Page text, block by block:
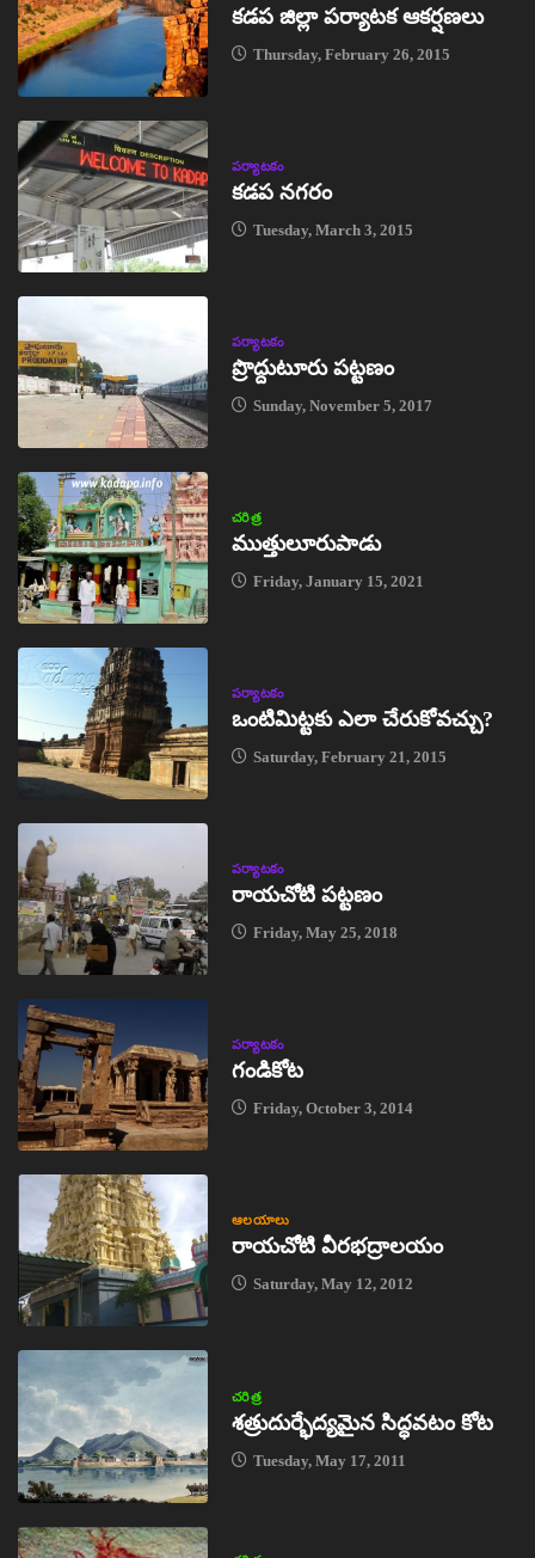
కడప జిల్లా పర్యాటక ఆకర్షణలు
Thursday, February 26, 2015
పర్యాటకం
కడప నగరం
Tuesday, March 3, 2015
పర్యాటకం
ప్రొద్దుటూరు పట్టణం
Sunday, November 5, 2017
చరిత్ర
ముత్తులూరుపాడు
Friday, January 15, 2021
పర్యాటకం
ఒంటిమిట్టకు ఎలా చేరుకోవచ్చు?
Saturday, February 21, 2015
పర్యాటకం
రాయచోటి పట్టణం
Friday, May 25, 2018
పర్యాటకం
గండికోట
Friday, October 3, 2014
ఆలయాలు
రాయచోటి వీరభద్రాలయం
Saturday, May 12, 2012
చరిత్ర
శత్రుదుర్భేద్యమైన సిద్ధవటం కోట
Tuesday, May 17, 2011